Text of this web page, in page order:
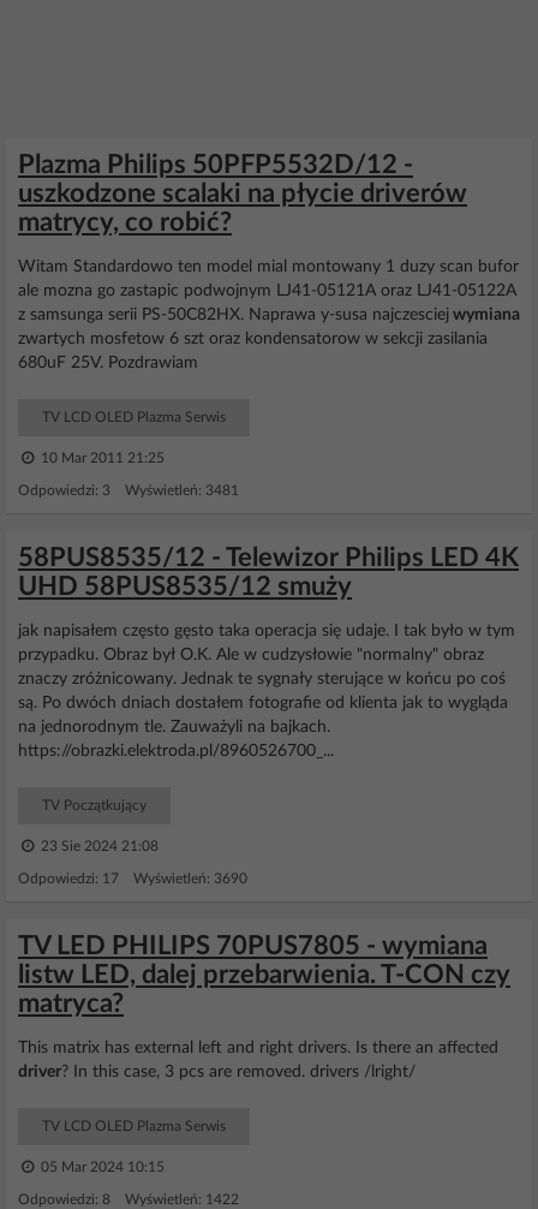
Plazma Philips 50PFP5532D/12 -
uszkodzone scalaki na płycie driverów
matrycy, co robić?
Witam Standardowo ten model mial montowany 1 duzy scan bufor
ale mozna go zastapic podwojnym LJ41-05121A oraz LJ41-05122A
z samsunga serii PS-50C82HX. Naprawa y-susa najczesciej wymiana
zwartych mosfetow 6 szt oraz kondensatorow w sekcji zasilania
680uF 25V. Pozdrawiam
TV LCD OLED Plazma Serwis
10 Mar 2011 21:25
Odpowiedzi: 3 Wyświetleń: 3481
58PUS8535/12 - Telewizor Philips LED 4K
UHD 58PUS8535/12 smuży
jak napisałem często gęsto taka operacja się udaje. I tak było w tym
przypadku. Obraz był O.K. Ale w cudzysłowie "normalny" obraz
znaczy zróżnicowany. Jednak te sygnały sterujące w końcu po coś
są. Po dwóch dniach dostałem fotografie od klienta jak to wygląda
na jednorodnym tle. Zauważyli na bajkach.
https://obrazki.elektroda.pl/8960526700_...
TV Początkujący
23 Sie 2024 21:08
Odpowiedzi: 17 Wyświetleń: 3690
TV LED PHILIPS 70PUS7805 - wymiana
listw LED, dalej przebarwienia. T-CON czy
matryca?
This matrix has external left and right drivers. Is there an affected
driver? In this case, 3 pcs are removed. drivers /lright/
TV LCD OLED Plazma Serwis
05 Mar 2024 10:15
Odpowiedzi: 8 Wyświetleń: 1422